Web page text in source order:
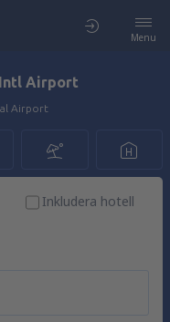
Menu
Airport
Airport
Inkludera hotell